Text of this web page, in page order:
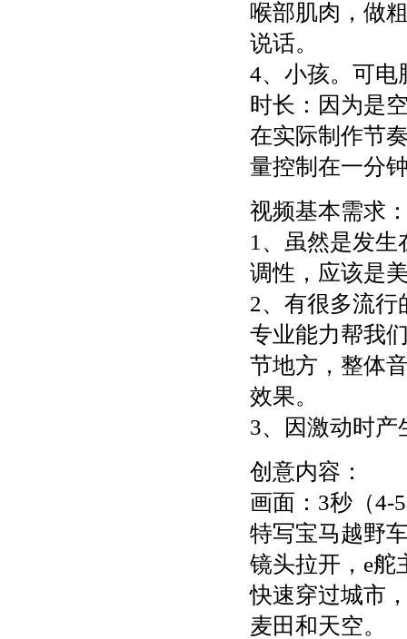
喉部肌肉，做
说话。
4、小孩。可电
时长：因为是
在实际制作节
量控制在一分
视频基本需求
1、虽然是发
调性，应该是
2、有很多流行
专业能力帮我
节地方，整体
效果。
3、因激动时产
创意内容：
画面：3秒（4-
特写宝马越野
镜头拉开，e舵
快速穿过城市
麦田和天空。